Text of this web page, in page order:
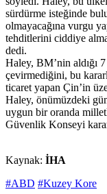
sürdürme isteğinde
olmayacağına vurgu
tehditlerini ciddiye
dedi.
Haley, BM’nin aldığı
çevirmediğini, bu
ticaret yapan Çin’in
Haley, önümüzdeki
uygun bir oranda
Güvenlik Konseyi
Kaynak: İHA
#ABD #Kuzey Kore